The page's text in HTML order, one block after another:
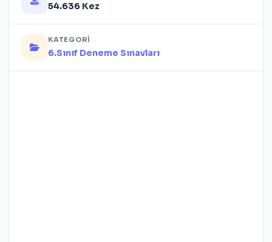
54.636 Kez
KATEGORI
6.Sınıf Deneme Sınavları